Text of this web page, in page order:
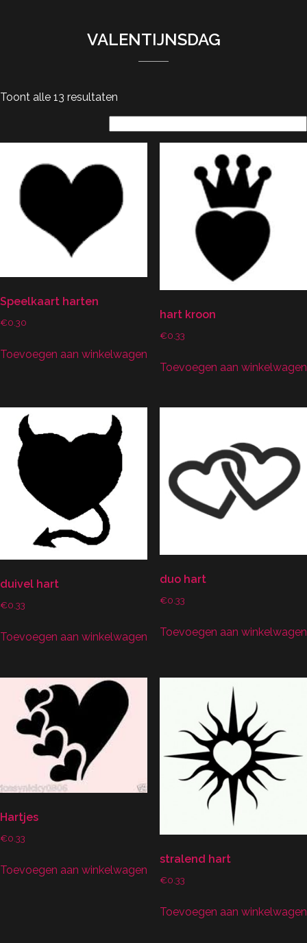
VALENTIJNSDAG
Toont alle 13 resultaten
Speelkaart harten
€0.30
Toevoegen aan winkelwagen
hart kroon
€0.33
Toevoegen aan winkelwagen
duivel hart
€0.33
Toevoegen aan winkelwagen
duo hart
€0.33
Toevoegen aan winkelwagen
Hartjes
€0.33
Toevoegen aan winkelwagen
stralend hart
€0.33
Toevoegen aan winkelwagen